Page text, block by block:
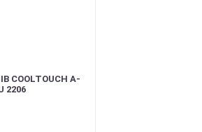
COOLTOUCH A-
2206